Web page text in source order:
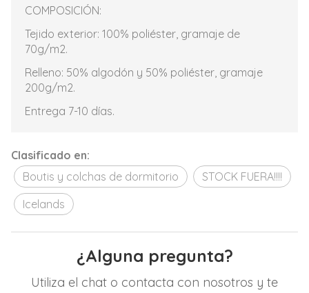
COMPOSICIÓN:
Tejido exterior: 100% poliéster, gramaje de
70g/m2.
Relleno: 50% algodón y 50% poliéster, gramaje
200g/m2.
Entrega 7-10 días.
Clasificado en:
Boutis y colchas de dormitorio
STOCK FUERA!!!!
Icelands
¿Alguna pregunta?
Utiliza el chat o contacta con nosotros y te